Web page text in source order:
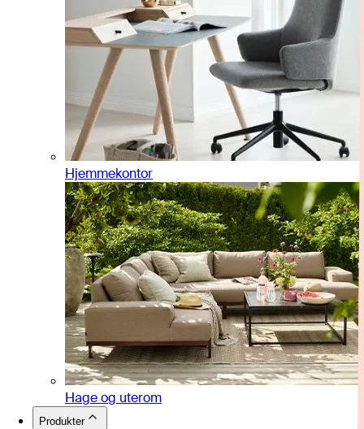
Hjemmekontor
Hage og uterom
Produkter